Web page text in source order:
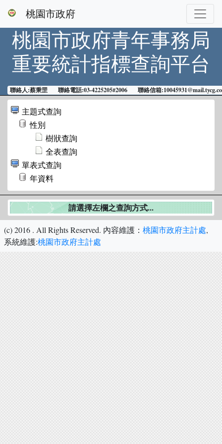
桃園市政府
桃園市政府青年事務局
重要統計指標查詢平台
聯絡人:蔡秉罡 聯絡電話:03-4225205#2006 聯絡信箱
主題式查詢
性別
樹狀查詢
全表查詢
單表式查詢
年資料
請選擇左欄之查詢方式...
(c) 2016 . All Rights Reserved. 內容維護： 桃園市政府主計處,
系統維護:桃園市政府主計處